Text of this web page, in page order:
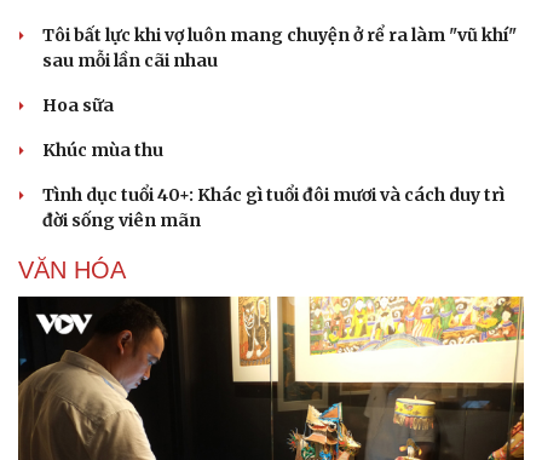
Tôi bất lực khi vợ luôn mang chuyện ở rể ra làm "vũ khí"
sau mỗi lần cãi nhau
Hoa sữa
Khúc mùa thu
Tình dục tuổi 40+: Khác gì tuổi đôi mươi và cách duy trì
đời sống viên mãn
VĂN HÓA